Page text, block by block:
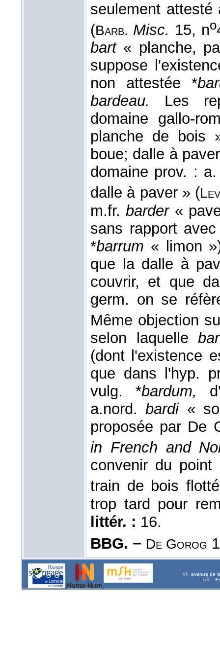
seulement
(Barb. Misc. 15, no
bart« planche,
suppose
non attestée *
bardeau.
Les
domaine gallo-
planche de bois
boue; dalle à
domaine prov. :
dalle à paver » (
m.fr.barder«
sans rapport
*barrum « limon
que la dalle à
couvrir, et que
germ. on se
Même objection
selon laquelle
(dont l'existence
que dans l'hyp.
vulg. *bardum,
a.nord.bardi«
proposée par De
in French and
convenir du
train de bois
trop tard pour
littér. : 16.
BBG. − De Gorog
44, avenue de
Tél. :